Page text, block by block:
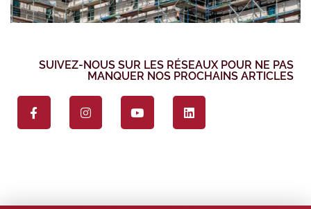
SUIVEZ-NOUS SUR LES RÉSEAUX POUR NE PAS
MANQUER NOS PROCHAINS ARTICLES